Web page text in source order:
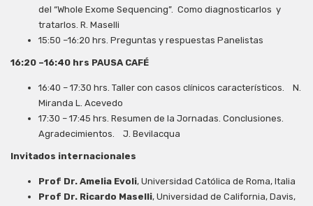
del “Whole Exome Sequencing”. Como diagnosticarlos y
tratarlos. R. Maselli
15:50 –16:20 hrs. Preguntas y respuestas Panelistas
16:20 –16:40 hrs PAUSA CAFÉ
16:40 – 17:30 hrs. Taller con casos clínicos característicos. N.
Miranda L. Acevedo
17:30 – 17:45 hrs. Resumen de la Jornadas. Conclusiones.
Agradecimientos. J. Bevilacqua
Invitados internacionales
Prof Dr. Amelia Evoli, Universidad Católica de Roma, Italia
Prof Dr. Ricardo Maselli, Universidad de California, Davis,